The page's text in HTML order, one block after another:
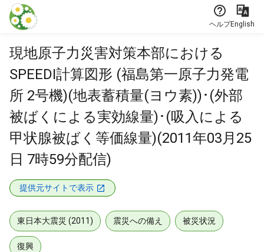
本文に飛ぶ
ヘルプEnglish
現地原子力災害対策本部における
SPEEDI計算図形 (福島第一原子力発電
所 2号機)(地表蓄積量(ヨウ素))･(外部
被ばくによる実効線量)･(吸入による
甲状腺被ばく等価線量)(2011年03月25
日 7時59分配信)
提供元サイトで表示
東日本大震災 (2011) 震災への備え 被災状況
復興